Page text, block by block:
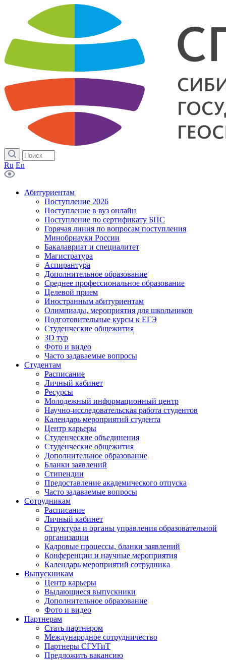
Ru En
Абитуриентам
Поступление 2026
Поступление в вуз онлайн
Поступление по сертификату БПС
Горячая линия по вопросам поступления
Минобрнауки России
Бакалавриат и специалитет
Магистратура
Аспирантура
Дополнительное образование
Среднее профессиональное образование
Целевой прием
Иностранным абитуриентам
Олимпиады, мероприятия для школьников
Подготовительные курсы к ЕГЭ
Студенческие общежития
3D тур
Фото и видео
Часто задаваемые вопросы
Студентам
Расписание
Личный кабинет
Ресурсы
Молодежный информационный центр
Научно-исследовательская работа студентов
Календарь мероприятий студента
Центр карьеры
Студенческие объединения
Студенческие общежития
Дополнительное образование
Бланки заявлений
Стипендии
Предоставление академического отпуска
Часто задаваемые вопросы
Сотрудникам
Расписание
Личный кабинет
Структура и органы управления образовательной
организации
Кадровые процессы, бланки заявлений
Конференции и научные мероприятия
Календарь мероприятий сотрудника
Выпускникам
Центр карьеры
Выдающиеся выпускники
Дополнительное образование
Фото и видео
Партнерам
Стать партнером
Международное сотрудничество
Партнеры СГУГиТ
Предложить вакансию